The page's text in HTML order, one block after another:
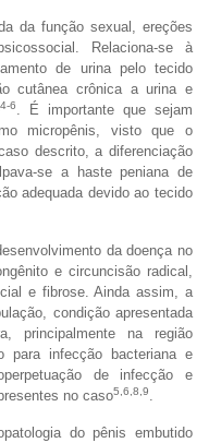
da função sexual, ereções
Relaciona-se à
de urina pelo tecido
cutânea crônica a urina e
4-6
. É importante que sejam
micropênis, visto que o
descrito, a diferenciação
se a haste peniana de
adequada devido ao tecido
da doença no
e circuncisão radical,
e fibrose. Ainda assim, a
condição apresentada
principalmente na região
para infecção bacteriana e
de infecção e
no caso5,6,8,9
do pênis embutido